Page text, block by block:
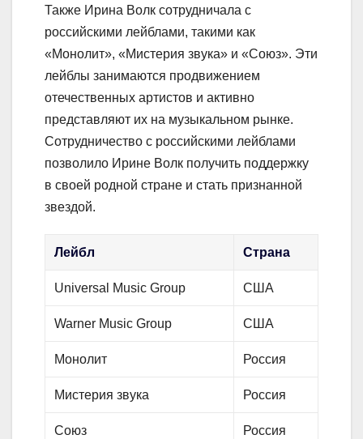
Также Ирина Волк сотрудничала с
российскими лейблами, такими как
«Монолит», «Мистерия звука» и «Союз». Эти
лейблы занимаются продвижением
отечественных артистов и активно
представляют их на музыкальном рынке.
Сотрудничество с российскими лейблами
позволило Ирине Волк получить поддержку
в своей родной стране и стать признанной
звездой.
Лейбл Страна
Universal Music Group США
Warner Music Group США
Монолит Россия
Мистерия звука Россия
Союз Россия